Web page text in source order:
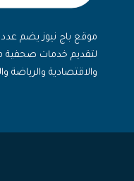
موقع باج نيوز يضم
لتقديم خدمات صحفية
والاقتصادية والرياضة